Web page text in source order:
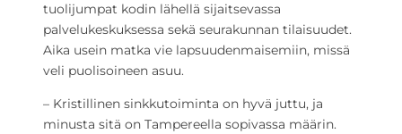
tuolijumpat kodin lähellä sijaitsevassa
palvelukeskuksessa sekä seurakunnan tilaisuudet.
Aika usein matka vie lapsuudenmaisemiin, missä
veli puolisoineen asuu.
– Kristillinen sinkkutoiminta on hyvä juttu, ja
minusta sitä on Tampereella sopivassa määrin.